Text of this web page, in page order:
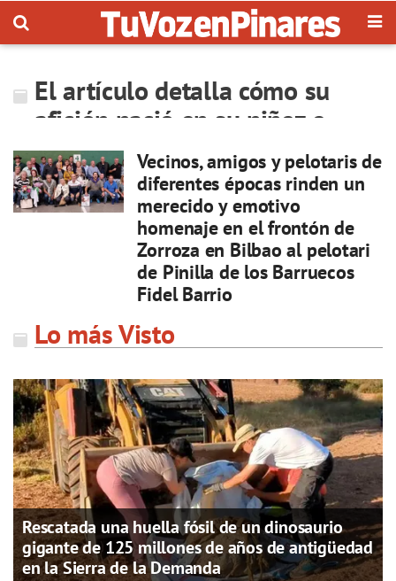
El artículo detalla cómo su
afición nació en su niñez e
Vecinos, amigos y pelotaris de
diferentes épocas rinden un
merecido y emotivo
homenaje en el frontón de
Zorroza en Bilbao al pelotari
de Pinilla de los Barruecos
Fidel Barrio
Lo más Visto
Rescatada una huella fósil de un dinosaurio
gigante de 125 millones de años de antigüedad
en la Sierra de la Demanda